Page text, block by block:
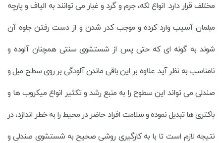
مختلف قرار دارد. انواع لکه، جرم و گرد و غبار می توانند به الیاف و پارچه
مبلمان آسیب وارد کرده و موجب کدر شدن و از دست رفتن جلوه آن
شوند به گونه ای که حتی پس از شستشوی سنتی همچنان آلوده و
نامناسب به نظر آید. علاوه بر این باقی ماندن آلودگی بر روی سطح مبل و
صندلی می تواند این سطوح را به منبع رشد و تکثیر انواع میکروب ها و
باکتری ها تبدیل نموده و سلامت افراد حاضر در محیط را به خطر ‌اندازد، در
نتیجه لازم است تا با به کارگیری روشی صحیح به شستشوی صندلی و